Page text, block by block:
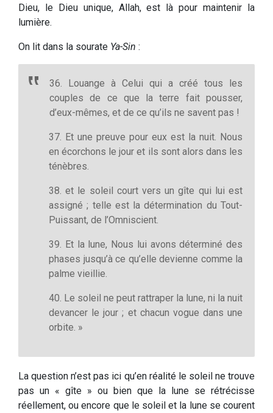
Dieu, le Dieu unique, Allah, est là pour maintenir la
lumière.
On lit dans la sourate Ya-Sin :
36. Louange à Celui qui a créé tous les
couples de ce que la terre fait pousser,
d’eux-mêmes, et de ce qu’ils ne savent pas !
37. Et une preuve pour eux est la nuit. Nous
en écorchons le jour et ils sont alors dans les
ténèbres.
38. et le soleil court vers un gîte qui lui est
assigné ; telle est la détermination du Tout-
Puissant, de l’Omniscient.
39. Et la lune, Nous lui avons déterminé des
phases jusqu’à ce qu’elle devienne comme la
palme vieillie.
40. Le soleil ne peut rattraper la lune, ni la nuit
devancer le jour ; et chacun vogue dans une
orbite. »
La question n’est pas ici qu’en réalité le soleil ne trouve
pas un « gîte » ou bien que la lune se rétrécisse
réellement, ou encore que le soleil et la lune se courent